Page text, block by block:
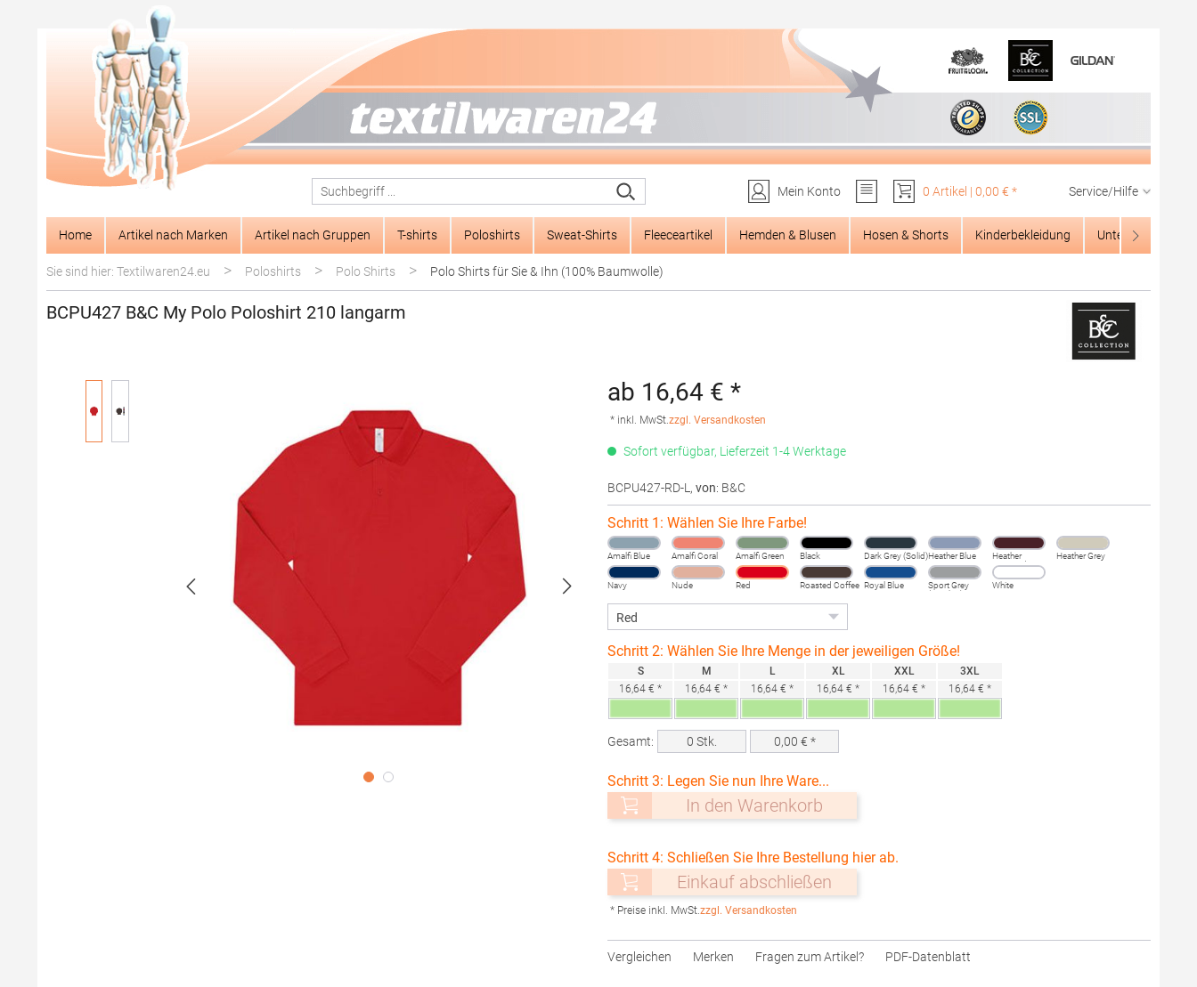
Zur Hauptnavigation springen
Mein Konto
0 Artikel | 0,00 € * Service/Hilfe
Home Artikel nach Marken Artikel nach Gruppen T-shirts Poloshirts Sweat-Shirts Fleeceartikel Hemden & Blusen Hosen & Shorts Kinderbekleidung Unterwäsche
Sie sind hier: Textilwaren24.eu > Poloshirts > Polo Shirts > Polo Shirts für Sie & Ihn (100% Baumwolle)
BCPU427 B&C My Polo Poloshirt 210 langarm
ab 16,64 € *
* inkl. MwSt.zzgl. Versandkosten
Sofort verfügbar, Lieferzeit 1-4 Werktage
BCPU427-RD-L , von: B&C
Schritt 1: Wählen Sie Ihre Farbe!
Amalfi Blue Amalfi Coral Amalfi Green Black Dark Grey (Solid)Heather Blue
Heather
Burgundy
Heather Grey
Navy Nude Red Roasted Coffee Royal Blue
Sport Grey
(Heather)
White
Schritt 2: Wählen Sie Ihre Menge in der jeweiligen Größe!
S
16,64 € *
M
16,64 € *
L
16,64 € *
XL
16,64 € *
XXL
16,64 € *
3XL
16,64 € *
Gesamt: 0 Stk. 0,00 € *
Schritt 3: Legen Sie nun Ihre Ware...
In den Warenkorb
Schritt 4: Schließen Sie Ihre Bestellung hier ab.
Einkauf abschließen
* Preise inkl. MwSt.zzgl. Versandkosten
Vergleichen Merken Fragen zum Artikel? PDF-Datenblatt